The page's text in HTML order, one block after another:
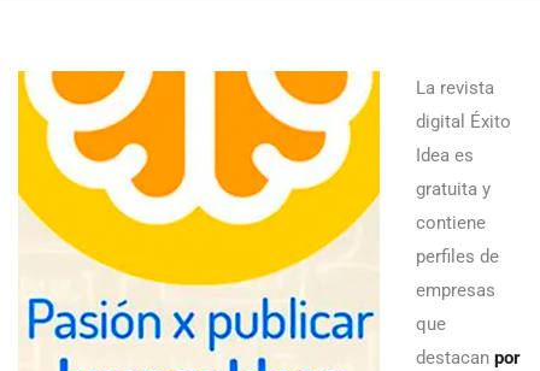
La revista
digital Éxito
Idea es
gratuita y
contiene
perfiles de
empresas
que
destacan por